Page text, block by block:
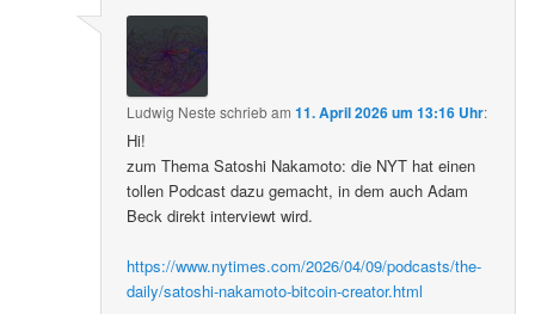
Ludwig Neste schriebam11. April 2026 um 13:16 Uhr:
Hi!
zum Thema Satoshi Nakamoto: die NYT hat einen
tollen Podcast dazu gemacht, in dem auch Adam
Beck direkt interviewt wird.
https://www.nytimes.com/2026/04/09/podcasts/the-
daily/satoshi-nakamoto-bitcoin-creator.html